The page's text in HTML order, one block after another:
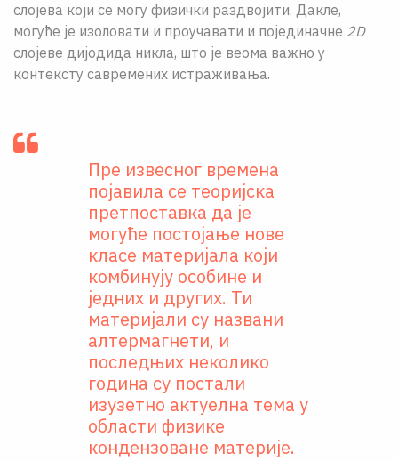
слојева који се могу физички раздвојити. Дакле,
могуће је изоловати и проучавати и појединачне 2D
слојеве дијодида никла, што је веома важно у
контексту савремених истраживања.
Пре извесног времена
појавила се теоријска
претпоставка да је
могуће постојање нове
класе материјала који
комбинују особине и
једних и других. Ти
материјали су названи
алтермагнети, и
последњих неколико
година су постали
изузетно актуелна тема у
области физике
кондензоване материје.